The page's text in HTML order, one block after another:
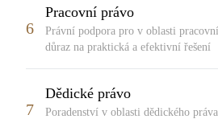
6
Pracovní právo
Právní podpora pro v oblasti
důraz na praktická a efektivní řešení
7
Dědické právo
Poradenství v oblasti dědického